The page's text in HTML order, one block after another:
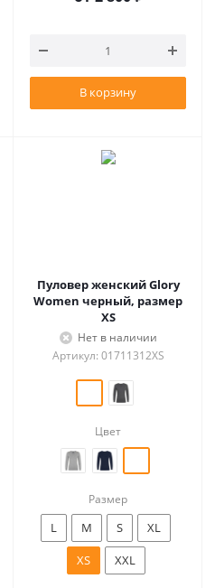
В корзину
Пуловер женский Glory
Women черный, размер
XS
Нет в наличии
Артикул: 01711312XS
Цвет
Размер
L M S
XL
XS
XXL